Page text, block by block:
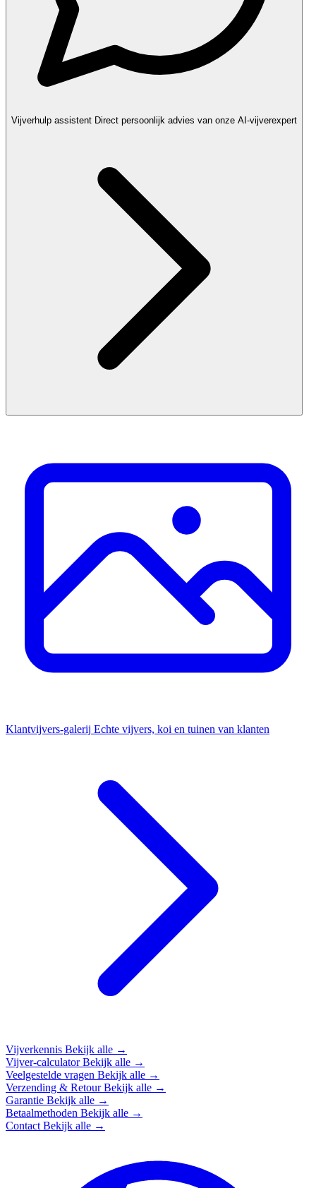
Vijverhulp assistent Direct persoonlijk advies van onze AI-vijverexpert
Klantvijvers-galerij Echte vijvers, koi en tuinen van klanten
Vijverkennis Bekijk alle →
Vijver-calculatorBekijk alle →
Veelgestelde vragen Bekijk alle →
Verzending & RetourBekijk alle →
Garantie Bekijk alle →
Betaalmethoden Bekijk alle →
Contact Bekijk alle →